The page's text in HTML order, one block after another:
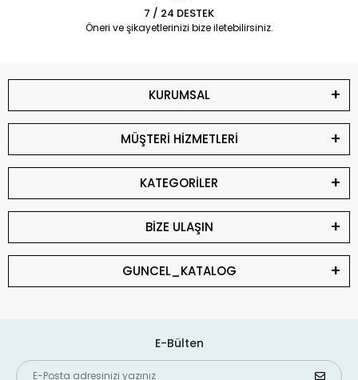
7 / 24 DESTEK
Öneri ve şikayetlerinizi bize iletebilirsiniz.
KURUMSAL
MÜŞTERİ HİZMETLERİ
KATEGORİLER
BİZE ULAŞIN
GUNCEL_KATALOG
E-Bülten